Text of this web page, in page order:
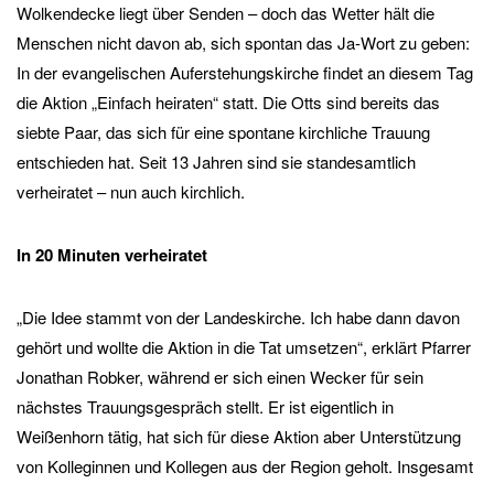
Wolkendecke liegt über Senden – doch das Wetter hält die
Menschen nicht davon ab, sich spontan das Ja-Wort zu geben:
In der evangelischen Auferstehungskirche findet an diesem Tag
die Aktion „Einfach heiraten“ statt. Die Otts sind bereits das
siebte Paar, das sich für eine spontane kirchliche Trauung
entschieden hat. Seit 13 Jahren sind sie standesamtlich
verheiratet – nun auch kirchlich.
In 20 Minuten verheiratet
„Die Idee stammt von der Landeskirche. Ich habe dann davon
gehört und wollte die Aktion in die Tat umsetzen“, erklärt Pfarrer
Jonathan Robker, während er sich einen Wecker für sein
nächstes Trauungsgespräch stellt. Er ist eigentlich in
Weißenhorn tätig, hat sich für diese Aktion aber Unterstützung
von Kolleginnen und Kollegen aus der Region geholt. Insgesamt